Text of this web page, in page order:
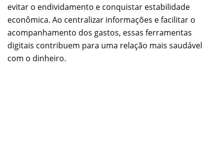
evitar o endividamento e conquistar estabilidade
econômica. Ao centralizar informações e facilitar o
acompanhamento dos gastos, essas ferramentas
digitais contribuem para uma relação mais saudável
com o dinheiro.